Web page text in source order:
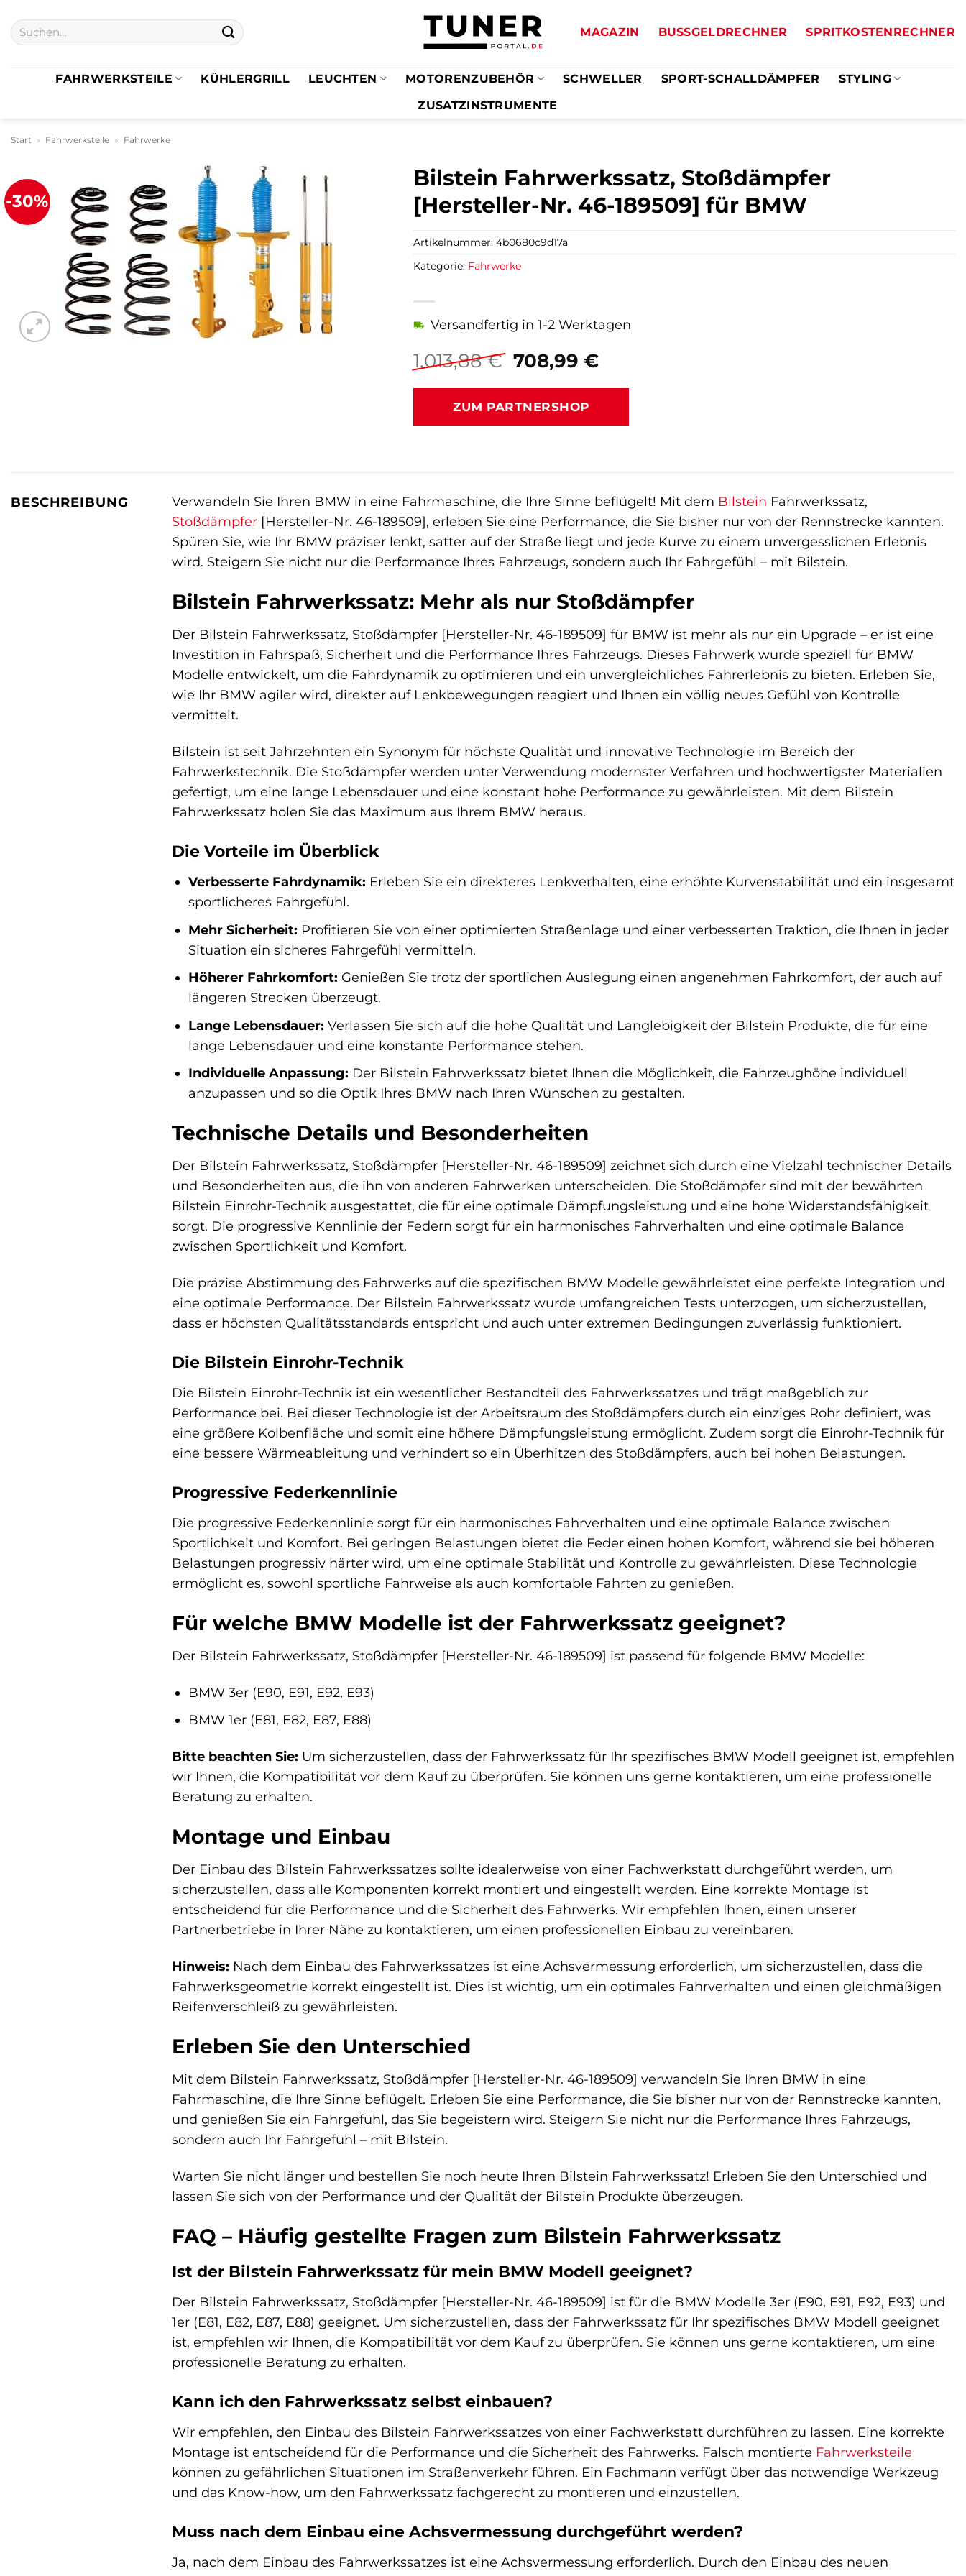
Inhalt
springen
Suchen
nach:
MAGAZIN BUSSGELDRECHNER SPRITKOSTENRECHNER
FAHRWERKSTEILE KÜHLERGRILL LEUCHTEN MOTORENZUBEHÖR SCHWELLER SPORT-SCHALLDÄMPFER
STYLING
ZUSATZINSTRUMENTE
Start » Fahrwerksteile » Fahrwerke
-30%
Bilstein Fahrwerkssatz, Stoßdämpfer
[Hersteller-Nr. 46-189509] für BMW
1.013,88€ Ursprünglicher
war:
1.013,88 €
708,99 €Aktueller
Versandfertig in 1-2 Werktagen
ZUM PARTNERSHOP
Artikelnummer: 4b0680c9d17a
Kategorie: Fahrwerke
BESCHREIBUNG Verwandeln Sie Ihren BMW in eine Fahrmaschine, die Ihre Sinne beflügelt! Mit dem Bilstein Fahrwerkssatz,
Stoßdämpfer [Hersteller-Nr. 46-189509], erleben Sie eine Performance, die Sie bisher nur von der Rennstrecke kannten.
Spüren Sie, wie Ihr BMW präziser lenkt, satter auf der Straße liegt und jede Kurve zu einem unvergesslichen Erlebnis
wird. Steigern Sie nicht nur die Performance Ihres Fahrzeugs, sondern auch Ihr Fahrgefühl – mit Bilstein.
Bilstein Fahrwerkssatz: Mehr als nur Stoßdämpfer
Der Bilstein Fahrwerkssatz, Stoßdämpfer [Hersteller-Nr. 46-189509] für BMW ist mehr als nur ein Upgrade – er ist eine
Investition in Fahrspaß, Sicherheit und die Performance Ihres Fahrzeugs. Dieses Fahrwerk wurde speziell für BMW
Modelle entwickelt, um die Fahrdynamik zu optimieren und ein unvergleichliches Fahrerlebnis zu bieten. Erleben Sie,
wie Ihr BMW agiler wird, direkter auf Lenkbewegungen reagiert und Ihnen ein völlig neues Gefühl von Kontrolle
vermittelt.
Bilstein ist seit Jahrzehnten ein Synonym für höchste Qualität und innovative Technologie im Bereich der
Fahrwerkstechnik. Die Stoßdämpfer werden unter Verwendung modernster Verfahren und hochwertigster Materialien
gefertigt, um eine lange Lebensdauer und eine konstant hohe Performance zu gewährleisten. Mit dem Bilstein
Fahrwerkssatz holen Sie das Maximum aus Ihrem BMW heraus.
Die Vorteile im Überblick
Verbesserte Fahrdynamik: Erleben Sie ein direkteres Lenkverhalten, eine erhöhte Kurvenstabilität und ein insgesamt
sportlicheres Fahrgefühl.
Mehr Sicherheit: Profitieren Sie von einer optimierten Straßenlage und einer verbesserten Traktion, die Ihnen in jeder
Situation ein sicheres Fahrgefühl vermitteln.
Höherer Fahrkomfort: Genießen Sie trotz der sportlichen Auslegung einen angenehmen Fahrkomfort, der auch auf
längeren Strecken überzeugt.
Lange Lebensdauer: Verlassen Sie sich auf die hohe Qualität und Langlebigkeit der Bilstein Produkte, die für eine
lange Lebensdauer und eine konstante Performance stehen.
Individuelle Anpassung: Der Bilstein Fahrwerkssatz bietet Ihnen die Möglichkeit, die Fahrzeughöhe individuell
anzupassen und so die Optik Ihres BMW nach Ihren Wünschen zu gestalten.
Technische Details und Besonderheiten
Der Bilstein Fahrwerkssatz, Stoßdämpfer [Hersteller-Nr. 46-189509] zeichnet sich durch eine Vielzahl technischer Details
und Besonderheiten aus, die ihn von anderen Fahrwerken unterscheiden. Die Stoßdämpfer sind mit der bewährten
Bilstein Einrohr-Technik ausgestattet, die für eine optimale Dämpfungsleistung und eine hohe Widerstandsfähigkeit
sorgt. Die progressive Kennlinie der Federn sorgt für ein harmonisches Fahrverhalten und eine optimale Balance
zwischen Sportlichkeit und Komfort.
Die präzise Abstimmung des Fahrwerks auf die spezifischen BMW Modelle gewährleistet eine perfekte Integration und
eine optimale Performance. Der Bilstein Fahrwerkssatz wurde umfangreichen Tests unterzogen, um sicherzustellen,
dass er höchsten Qualitätsstandards entspricht und auch unter extremen Bedingungen zuverlässig funktioniert.
Die Bilstein Einrohr-Technik
Die Bilstein Einrohr-Technik ist ein wesentlicher Bestandteil des Fahrwerkssatzes und trägt maßgeblich zur
Performance bei. Bei dieser Technologie ist der Arbeitsraum des Stoßdämpfers durch ein einziges Rohr definiert, was
eine größere Kolbenfläche und somit eine höhere Dämpfungsleistung ermöglicht. Zudem sorgt die Einrohr-Technik für
eine bessere Wärmeableitung und verhindert so ein Überhitzen des Stoßdämpfers, auch bei hohen Belastungen.
Progressive Federkennlinie
Die progressive Federkennlinie sorgt für ein harmonisches Fahrverhalten und eine optimale Balance zwischen
Sportlichkeit und Komfort. Bei geringen Belastungen bietet die Feder einen hohen Komfort, während sie bei höheren
Belastungen progressiv härter wird, um eine optimale Stabilität und Kontrolle zu gewährleisten. Diese Technologie
ermöglicht es, sowohl sportliche Fahrweise als auch komfortable Fahrten zu genießen.
Für welche BMW Modelle ist der Fahrwerkssatz geeignet?
Der Bilstein Fahrwerkssatz, Stoßdämpfer [Hersteller-Nr. 46-189509] ist passend für folgende BMW Modelle:
BMW 3er (E90, E91, E92, E93)
BMW 1er (E81, E82, E87, E88)
Bitte beachten Sie: Um sicherzustellen, dass der Fahrwerkssatz für Ihr spezifisches BMW Modell geeignet ist, empfehlen
wir Ihnen, die Kompatibilität vor dem Kauf zu überprüfen. Sie können uns gerne kontaktieren, um eine professionelle
Beratung zu erhalten.
Montage und Einbau
Der Einbau des Bilstein Fahrwerkssatzes sollte idealerweise von einer Fachwerkstatt durchgeführt werden, um
sicherzustellen, dass alle Komponenten korrekt montiert und eingestellt werden. Eine korrekte Montage ist
entscheidend für die Performance und die Sicherheit des Fahrwerks. Wir empfehlen Ihnen, einen unserer
Partnerbetriebe in Ihrer Nähe zu kontaktieren, um einen professionellen Einbau zu vereinbaren.
Hinweis: Nach dem Einbau des Fahrwerkssatzes ist eine Achsvermessung erforderlich, um sicherzustellen, dass die
Fahrwerksgeometrie korrekt eingestellt ist. Dies ist wichtig, um ein optimales Fahrverhalten und einen gleichmäßigen
Reifenverschleiß zu gewährleisten.
Erleben Sie den Unterschied
Mit dem Bilstein Fahrwerkssatz, Stoßdämpfer [Hersteller-Nr. 46-189509] verwandeln Sie Ihren BMW in eine
Fahrmaschine, die Ihre Sinne beflügelt. Erleben Sie eine Performance, die Sie bisher nur von der Rennstrecke kannten,
und genießen Sie ein Fahrgefühl, das Sie begeistern wird. Steigern Sie nicht nur die Performance Ihres Fahrzeugs,
sondern auch Ihr Fahrgefühl – mit Bilstein.
Warten Sie nicht länger und bestellen Sie noch heute Ihren Bilstein Fahrwerkssatz! Erleben Sie den Unterschied und
lassen Sie sich von der Performance und der Qualität der Bilstein Produkte überzeugen.
FAQ – Häufig gestellte Fragen zum Bilstein Fahrwerkssatz
Ist der Bilstein Fahrwerkssatz für mein BMW Modell geeignet?
Der Bilstein Fahrwerkssatz, Stoßdämpfer [Hersteller-Nr. 46-189509] ist für die BMW Modelle 3er (E90, E91, E92, E93) und
1er (E81, E82, E87, E88) geeignet. Um sicherzustellen, dass der Fahrwerkssatz für Ihr spezifisches BMW Modell geeignet
ist, empfehlen wir Ihnen, die Kompatibilität vor dem Kauf zu überprüfen. Sie können uns gerne kontaktieren, um eine
professionelle Beratung zu erhalten.
Kann ich den Fahrwerkssatz selbst einbauen?
Wir empfehlen, den Einbau des Bilstein Fahrwerkssatzes von einer Fachwerkstatt durchführen zu lassen. Eine korrekte
Montage ist entscheidend für die Performance und die Sicherheit des Fahrwerks. Falsch montierte Fahrwerksteile
können zu gefährlichen Situationen im Straßenverkehr führen. Ein Fachmann verfügt über das notwendige Werkzeug
und das Know-how, um den Fahrwerkssatz fachgerecht zu montieren und einzustellen.
Muss nach dem Einbau eine Achsvermessung durchgeführt werden?
Ja, nach dem Einbau des Fahrwerkssatzes ist eine Achsvermessung erforderlich. Durch den Einbau des neuen